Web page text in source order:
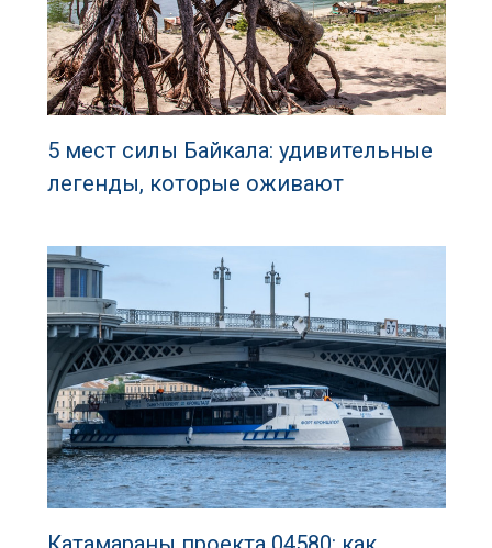
5 мест силы Байкала: удивительные
легенды, которые оживают